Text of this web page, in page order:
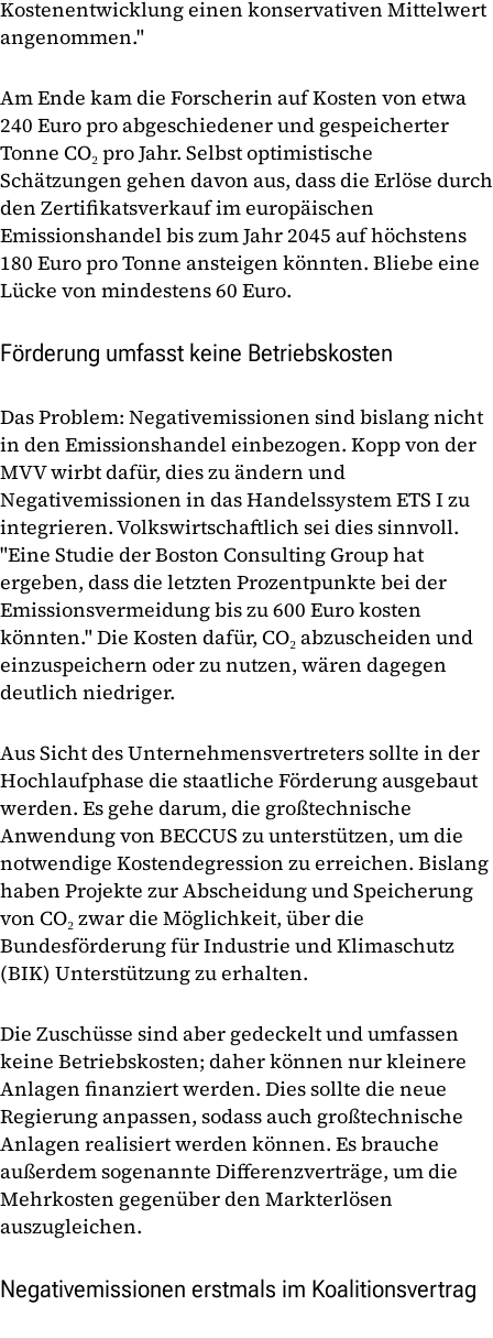
Kostenentwicklung einen konservativen Mittelwert
angenommen."
Am Ende kam die Forscherin auf Kosten von etwa
240 Euro pro abgeschiedener und gespeicherter
Tonne CO₂ pro Jahr. Selbst optimistische
Schätzungen gehen davon aus, dass die Erlöse durch
den Zertifikatsverkauf im europäischen
Emissionshandel bis zum Jahr 2045 auf höchstens
180 Euro pro Tonne ansteigen könnten. Bliebe eine
Lücke von mindestens 60 Euro.
Förderung umfasst keine Betriebskosten
Das Problem: Negativemissionen sind bislang nicht
in den Emissionshandel einbezogen. Kopp von der
MVV wirbt dafür, dies zu ändern und
Negativemissionen in das Handelssystem ETS I zu
integrieren. Volkswirtschaftlich sei dies sinnvoll.
"Eine Studie der Boston Consulting Group hat
ergeben, dass die letzten Prozentpunkte bei der
Emissionsvermeidung bis zu 600 Euro kosten
könnten." Die Kosten dafür, CO₂ abzuscheiden und
einzuspeichern oder zu nutzen, wären dagegen
deutlich niedriger.
Aus Sicht des Unternehmensvertreters sollte in der
Hochlaufphase die staatliche Förderung ausgebaut
werden. Es gehe darum, die großtechnische
Anwendung von BECCUS zu unterstützen, um die
notwendige Kostendegression zu erreichen. Bislang
haben Projekte zur Abscheidung und Speicherung
von CO₂ zwar die Möglichkeit, über die
Bundesförderung für Industrie und Klimaschutz
(BIK) Unterstützung zu erhalten.
Die Zuschüsse sind aber gedeckelt und umfassen
keine Betriebskosten; daher können nur kleinere
Anlagen finanziert werden. Dies sollte die neue
Regierung anpassen, sodass auch großtechnische
Anlagen realisiert werden können. Es brauche
außerdem sogenannte Differenzverträge, um die
Mehrkosten gegenüber den Markterlösen
auszugleichen.
Negativemissionen erstmals im Koalitionsvertrag